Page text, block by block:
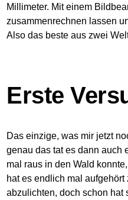
Millimeter. Mit einem
zusammenrechnen lassen
Also das beste aus zwei
Erste
Das einzige, was mir jetzt
genau das tat es dann auch
mal raus in den Wald
hat es endlich mal
abzulichten, doch schon hat